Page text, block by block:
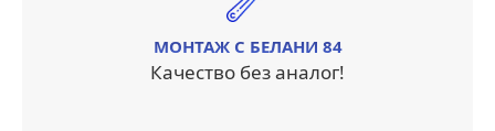
МОНТАЖ С БЕЛАНИ 84
Качество без аналог!